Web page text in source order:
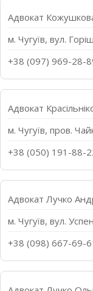
Адвокат
м. Чугуїв, вул.
+38 (097) 969-28-
Адвокат
м. Чугуїв, пров.
+38 (050) 191-88-
Адвокат Лучко
м. Чугуїв, вул.
+38 (098) 667-69-